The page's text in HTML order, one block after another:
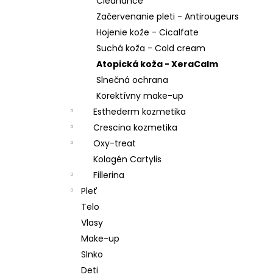
Začervenanie pleti - Antirougeurs
Hojenie kože - Cicalfate
Suchá koža - Cold cream
Atopická koža - XeraCalm
Slnečná ochrana
Korektívny make-up
Esthederm kozmetika
Crescina kozmetika
Oxy-treat
Kolagén Cartylis
Fillerina
Pleť
Telo
Vlasy
Make-up
Slnko
Deti